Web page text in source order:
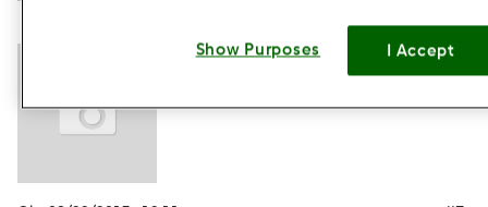
Show Purposes I Accept